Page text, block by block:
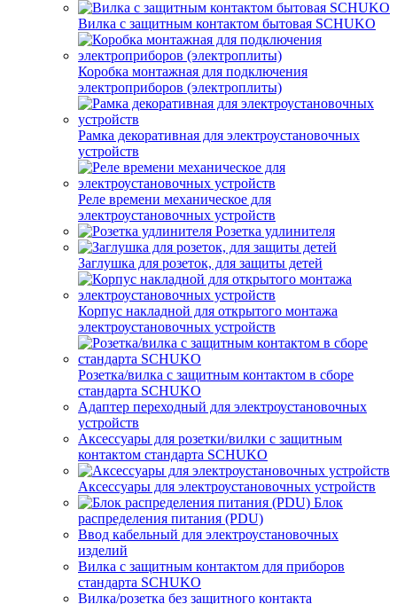
Вилка с защитным контактом бытовая SCHUKO
Коробка монтажная для подключения
электроприборов (электроплиты)
Рамка декоративная для электроустановочных
устройств
Реле времени механическое для
электроустановочных устройств
Розетка удлинителя
Заглушка для розеток, для защиты детей
Корпус накладной для открытого монтажа
электроустановочных устройств
Розетка/вилка с защитным контактом в сборе
стандарта SCHUKO
Адаптер переходный для электроустановочных
устройств
Аксессуары для розетки/вилки с защитным
контактом стандарта SCHUKO
Аксессуары для электроустановочных устройств
Блок
распределения питания (PDU)
Ввод кабельный для электроустановочных
изделий
Вилка с защитным контактом для приборов
стандарта SCHUKO
Вилка/розетка без защитного контакта